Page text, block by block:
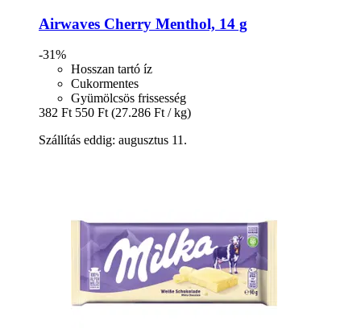
Airwaves Cherry Menthol, 14 g
-31%
Hosszan tartó íz
Cukormentes
Gyümölcsös frissesség
382 Ft 550 Ft (27.286 Ft / kg)
Szállítás eddig: augusztus 11.